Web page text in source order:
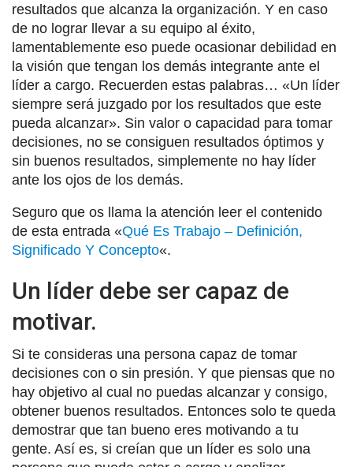
resultados que alcanza la organización. Y en caso
de no lograr llevar a su equipo al éxito,
lamentablemente eso puede ocasionar debilidad en
la visión que tengan los demás integrante ante el
líder a cargo. Recuerden estas palabras… «Un líder
siempre será juzgado por los resultados que este
pueda alcanzar». Sin valor o capacidad para tomar
decisiones, no se consiguen resultados óptimos y
sin buenos resultados, simplemente no hay líder
ante los ojos de los demás.
Seguro que os llama la atención leer el contenido
de esta entrada «Qué Es Trabajo – Definición,
Significado Y Concepto«.
Un líder debe ser capaz de
motivar.
Si te consideras una persona capaz de tomar
decisiones con o sin presión. Y que piensas que no
hay objetivo al cual no puedas alcanzar y consigo,
obtener buenos resultados. Entonces solo te queda
demostrar que tan bueno eres motivando a tu
gente. Así es, si creían que un líder es solo una